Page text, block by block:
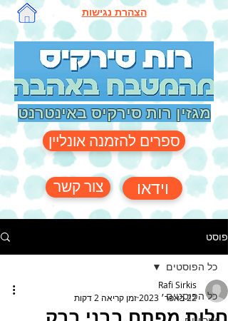
הצהרת נגישות
מגזין רות סירקיס באינטרנט
ספרים להזמנה אונליין
צור קשר וידאו
פוסט
כל הפוסטים
כל הפוסטים
Rafi Sirkis
22 באפר׳ 2023
זמן קריאה 2 דקות